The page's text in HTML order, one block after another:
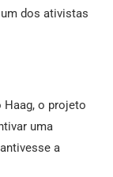
dos ativistas
Haag, o projeto
uma
a